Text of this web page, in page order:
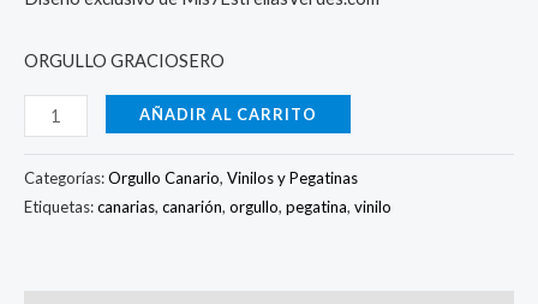
ORGULLO GRACIOSERO
AÑADIR AL CARRITO
Categorías:Orgullo Canario, Vinilos y Pegatinas
Etiquetas:canarias, canarión, orgullo, pegatina, vinilo